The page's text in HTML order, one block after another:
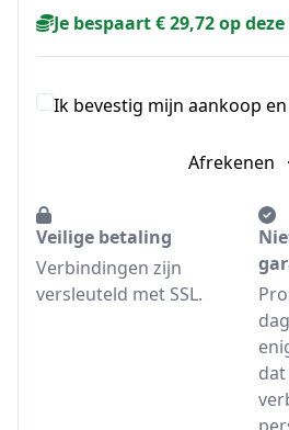
Je bespaart € 29,72 op
Ik bevestig mijn aankoop
Afrekenen
Veilige betaling
Verbindingen zijn
versleuteld met SSL.